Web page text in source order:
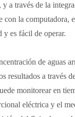
a través de la
con la computadora,
y es fácil de operar.
de aguas
resultados a través
monitorear en
eléctrica y el